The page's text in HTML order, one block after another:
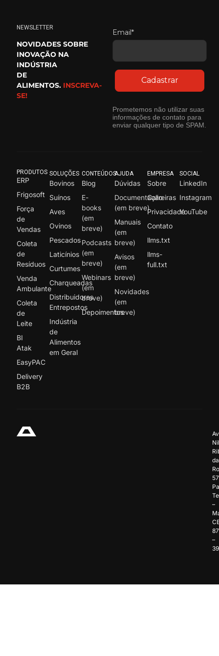
NEWSLETTER
NOVIDADES SOBRE
INOVAÇÃO NA
INDÚSTRIA
DE
ALIMENTOS. INSCREVA-
SE!
Email*
Cadastrar
Prometemos não utilizar suas
informações de contato para
enviar qualquer tipo de SPAM.
PRODUTOS
ERP
Frigosoft
Força
de
Vendas
Coleta
de
Resíduos
Venda
Ambulante
Coleta
de
Leite
BI
Atak
EasyPAC
Delivery
B2B
SOLUÇÕES
Bovinos
Suínos
Aves
Ovinos
Pescados
Laticínios
Curtumes
Charqueadas
Distribuidores
Entrepostos
Indústria
de
Alimentos
em Geral
CONTEÚDOS
Blog
E-
books
(em
breve)
Podcasts
(em
breve)
Webinars
(em
breve)
Depoimentos
AJUDA
Dúvidas
Documentação
(em breve)
Manuais
(em
breve)
Avisos
(em
breve)
Novidades
(em
breve)
EMPRESA
Sobre
Carreiras
Privacidade
Contato
llms.txt
llms-
full.txt
SOCIAL
LinkedIn
Instagram
YouTube
da
–
–